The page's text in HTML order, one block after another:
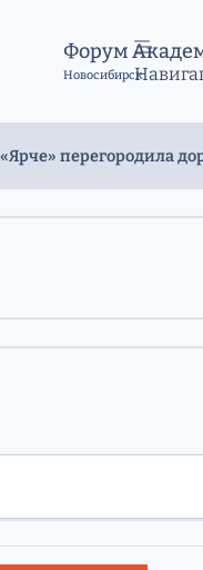
Форум
Новосибирск
перегородила